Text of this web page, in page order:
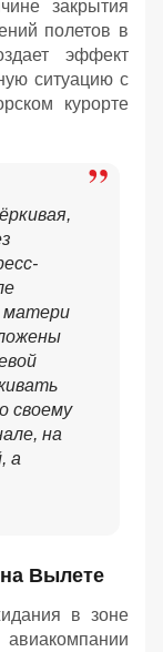
закрытия
полетов в
эффект
ситуацию с
курорте
матери
своему
на
а
Вылете
в зоне